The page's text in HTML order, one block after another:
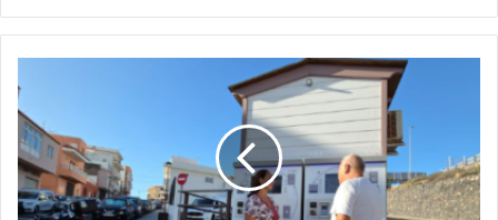
APARCAMIENTO
ROTATORIO
DE
LA
CARDONERA,
VACÍO